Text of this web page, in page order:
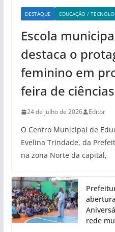
DESTAQUE EDUCAÇÃO /
Escola
destaca o
feminino em
feira de ciências
24 de julho de 2026 Editor
O Centro Municipal de
Evelina Trindade, da
na zona Norte da capital,
rede